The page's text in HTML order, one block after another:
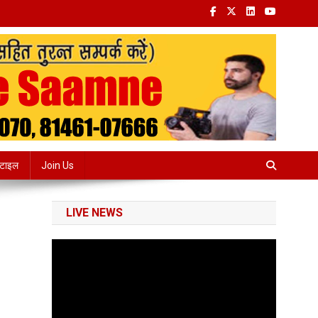
Join Us
LIVE NEWS